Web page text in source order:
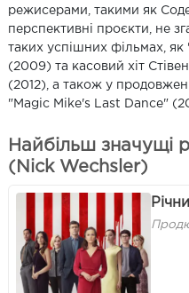
режисерами, такими як
перспективні проєкти, не
таких успішних фільмах,
(2009) та касовий хіт
(2012), а також у
"Magic Mike's Last Dance"
Найбільш значущі
(Nick Wechsler)